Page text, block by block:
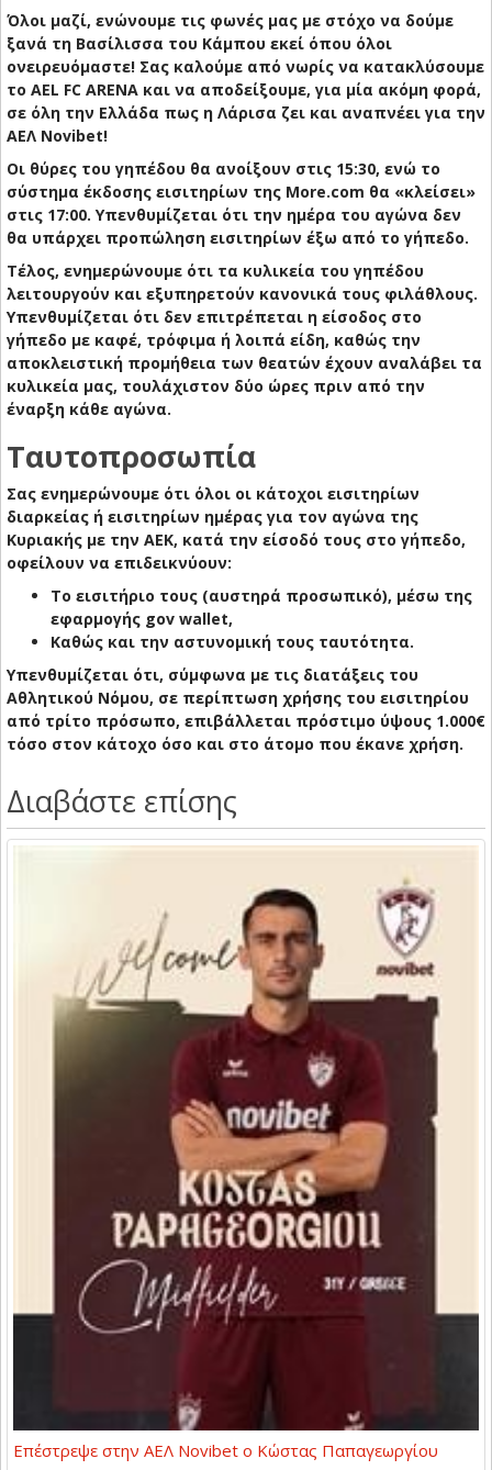
Όλοι μαζί, ενώνουμε τις φωνές μας με στόχο να δούμε
ξανά τη Βασίλισσα του Κάμπου εκεί όπου όλοι
ονειρευόμαστε! Σας καλούμε από νωρίς να κατακλύσουμε
το AEL FC ARENA και να αποδείξουμε, για μία ακόμη φορά,
σε όλη την Ελλάδα πως η Λάρισα ζει και αναπνέει για την
ΑΕΛ Novibet!
Οι θύρες του γηπέδου θα ανοίξουν στις 15:30, ενώ το
σύστημα έκδοσης εισιτηρίων της More.com θα «κλείσει»
στις 17:00. Υπενθυμίζεται ότι την ημέρα του αγώνα δεν
θα υπάρχει προπώληση εισιτηρίων έξω από το γήπεδο.
Τέλος, ενημερώνουμε ότι τα κυλικεία του γηπέδου
λειτουργούν και εξυπηρετούν κανονικά τους φιλάθλους.
Υπενθυμίζεται ότι δεν επιτρέπεται η είσοδος στο
γήπεδο με καφέ, τρόφιμα ή λοιπά είδη, καθώς την
αποκλειστική προμήθεια των θεατών έχουν αναλάβει τα
κυλικεία μας, τουλάχιστον δύο ώρες πριν από την
έναρξη κάθε αγώνα.
Ταυτοπροσωπία
Σας ενημερώνουμε ότι όλοι οι κάτοχοι εισιτηρίων
διαρκείας ή εισιτηρίων ημέρας για τον αγώνα της
Κυριακής με την ΑΕΚ, κατά την είσοδό τους στο γήπεδο,
οφείλουν να επιδεικνύουν:
Το εισιτήριο τους (αυστηρά προσωπικό), μέσω της
εφαρμογής gov wallet,
Καθώς και την αστυνομική τους ταυτότητα.
Υπενθυμίζεται ότι, σύμφωνα με τις διατάξεις του
Αθλητικού Νόμου, σε περίπτωση χρήσης του εισιτηρίου
από τρίτο πρόσωπο, επιβάλλεται πρόστιμο ύψους 1.000€
τόσο στον κάτοχο όσο και στο άτομο που έκανε χρήση.
Διαβάστε επίσης
Επέστρεψε στην ΑΕΛ Novibet ο Κώστας Παπαγεωργίου